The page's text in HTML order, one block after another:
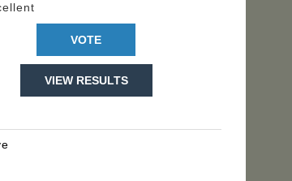
VIEW RESULTS